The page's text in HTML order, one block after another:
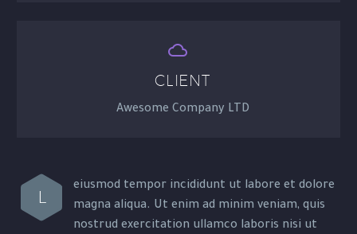


CLIENT
Awesome Company LTD
L
eiusmod tempor incididunt ut labore et dolore
magna aliqua. Ut enim ad minim veniam, quis
nostrud exercitation ullamco laboris nisi ut